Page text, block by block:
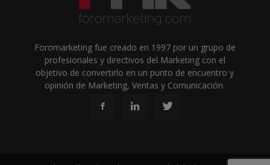
Foromarketing fue creado en 1997 por un grupo de
profesionales y directivos del Marketing con el
objetivo de convertirlo en un punto de encuentro y
opinión de Marketing, Ventas y Comunicación.